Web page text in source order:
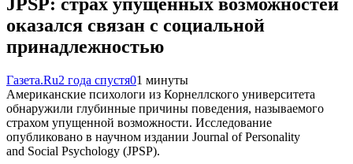
оказался связан с социальной
принадлежностью
Газета.Ru2 года спустя01 минуты
Американские психологи из Корнеллского университета
обнаружили глубинные причины поведения, называемого
страхом упущенной возможности. Исследование
опубликовано в научном издании Journal of Personality
and Social Psychology (JPSP).